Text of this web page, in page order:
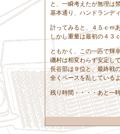
と、一瞬考えたが無理は
基本通り、ハンドランデ
計ってみると、４５ｃｍ
しかし重量は最初の４３
ともかく、この一匹で輝
磯村は相変わらず安定し
長谷部は９位と、最終戦
全くペースを乱している
残り時間・・・・あと一